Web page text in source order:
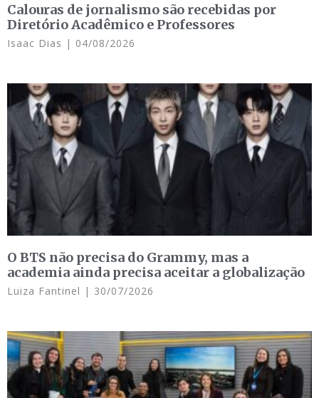
Calouras de jornalismo são recebidas por
Diretório Acadêmico e Professores
Isaac Dias 04/08/2026
O BTS não precisa do Grammy, mas a
academia ainda precisa aceitar a globalização
Luiza Fantinel 30/07/2026